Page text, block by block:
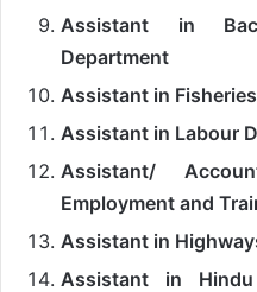
Assistant in
Department
Assistant in
Assistant in Labour
Assistant/
Employment and
Assistant in
Assistant in